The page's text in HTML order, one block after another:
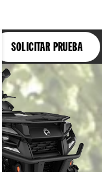
SOLICITAR PRUEBA